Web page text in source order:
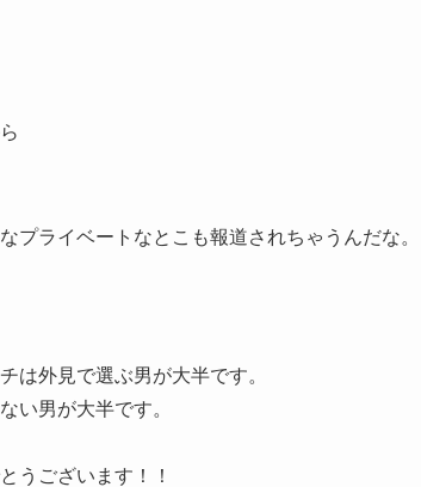
プライベートなとこも報道されちゃうんだな。
は外見で選ぶ男が大半です。
い男が大半です。
うございます！！